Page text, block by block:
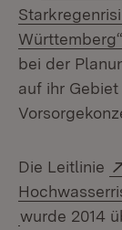
Württemberg“
bei der
auf ihr
Die Leitlinie
(Öffnet in
wurde 2014